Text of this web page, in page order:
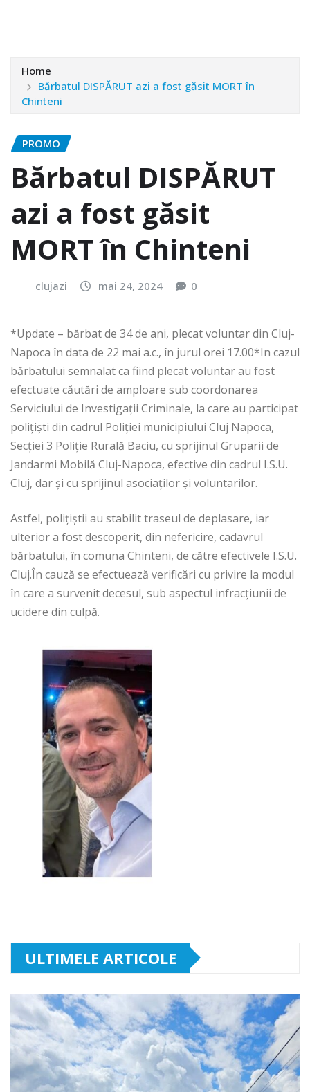
Home
Bărbatul DISPĂRUT azi a fost găsit MORT în
Chinteni
PROMO
Bărbatul DISPĂRUT
azi a fost găsit
MORT în Chinteni
clujazi mai 24, 2024 0
*Update – bărbat de 34 de ani, plecat voluntar din Cluj-
Napoca în data de 22 mai a.c., în jurul orei 17.00*In cazul
bărbatului semnalat ca fiind plecat voluntar au fost
efectuate căutări de amploare sub coordonarea
Serviciului de Investigații Criminale, la care au participat
polițiști din cadrul Poliției municipiului Cluj Napoca,
Secției 3 Poliție Rurală Baciu, cu sprijinul Gruparii de
Jandarmi Mobilă Cluj-Napoca, efective din cadrul I.S.U.
Cluj, dar și cu sprijinul asociaților și voluntarilor.
Astfel, polițiștii au stabilit traseul de deplasare, iar
ulterior a fost descoperit, din nefericire, cadavrul
bărbatului, în comuna Chinteni, de către efectivele I.S.U.
Cluj.În cauză se efectuează verificări cu privire la modul
în care a survenit decesul, sub aspectul infracțiunii de
ucidere din culpă.
ULTIMELE ARTICOLE